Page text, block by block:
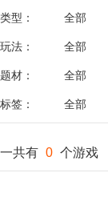
类型： 全部
玩法： 全部
飞行
题材： 全部
标签： 全部
一共有 0 个游戏